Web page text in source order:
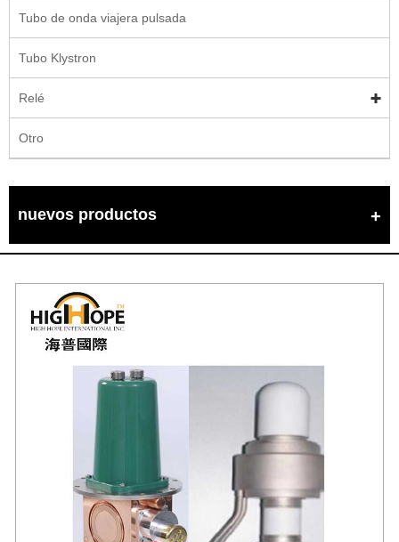
Tubo de onda viajera pulsada
Tubo Klystron
Relé
Otro
nuevos productos